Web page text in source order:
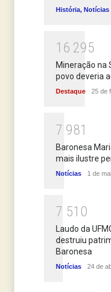
História, Notícias
1 6 295
Mineração na
povo deveria
Destaque 25 de
7 981
Baronesa
mais ilustre
Notícias 1 de
7 51 0
Laudo da
destruiu
Baronesa
Notícias 24 de